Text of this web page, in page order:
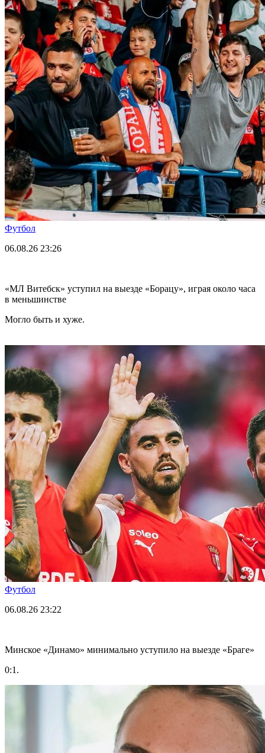
Футбол
06.08.26 23:26
«МЛ Витебск» уступил на выезде «Борацу», играя около часа
в меньшинстве
Могло быть и хуже.
Футбол
06.08.26 23:22
Минское «Динамо» минимально уступило на выезде «Браге»
0:1.